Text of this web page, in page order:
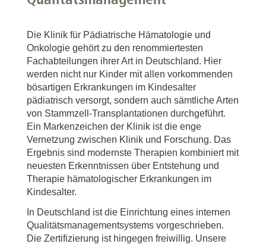
Die Klinik für Pädiatrische Hämatologie und
Onkologie gehört zu den renommiertesten
Fachabteilungen ihrer Art in Deutschland. Hier
werden nicht nur Kinder mit allen vorkommenden
bösartigen Erkrankungen im Kindesalter
pädiatrisch versorgt, sondern auch sämtliche Arten
von Stammzell-Transplantationen durchgeführt.
Ein Markenzeichen der Klinik ist die enge
Vernetzung zwischen Klinik und Forschung. Das
Ergebnis sind modernste Therapien kombiniert mit
neuesten Erkenntnissen über Entstehung und
Therapie hämatologischer Erkrankungen im
Kindesalter.
In Deutschland ist die Einrichtung eines internen
Qualitätsmanagementsystems vorgeschrieben.
Die Zertifizierung ist hingegen freiwillig. Unsere